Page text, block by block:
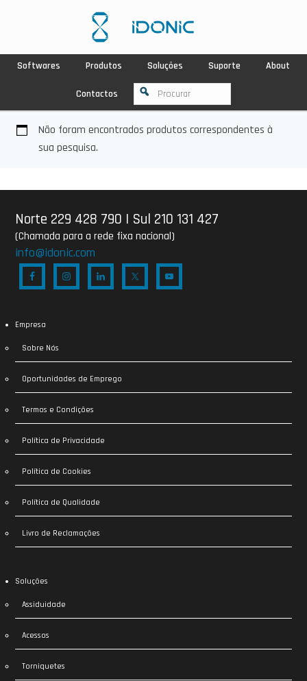
Softwares Produtos Soluções Suporte About
Contactos
Não foram encontrados produtos correspondentes à
sua pesquisa.
Norte 229 428 790 | Sul 210 131 427
(Chamada para a rede fixa nacional)
info@idonic.com
Empresa
Sobre Nós
Oportunidades de Emprego
Termos e Condições
Política de Privacidade
Política de Cookies
Política de Qualidade
Livro de Reclamações
Soluções
Assiduidade
Acessos
Torniquetes